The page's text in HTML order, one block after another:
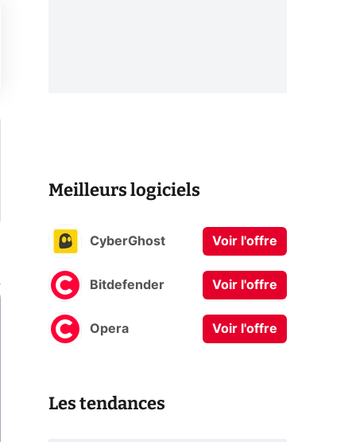
Meilleurs logiciels
CyberGhost Voir l'offre
Bitdefender Voir l'offre
Opera Voir l'offre
Les tendances